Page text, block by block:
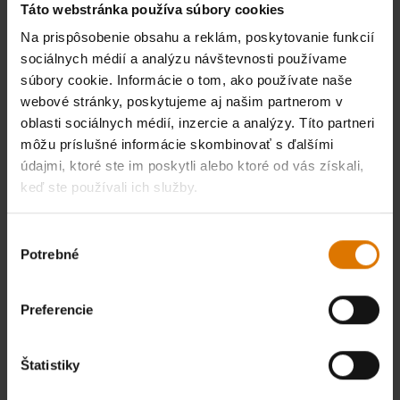
Táto webstránka používa súbory cookies
Na prispôsobenie obsahu a reklám, poskytovanie funkcií
sociálnych médií a analýzu návštevnosti používame
súbory cookie. Informácie o tom, ako používate naše
webové stránky, poskytujeme aj našim partnerom v
oblasti sociálnych médií, inzercie a analýzy. Títo partneri
môžu príslušné informácie skombinovať s ďalšími
údajmi, ktoré ste im poskytli alebo ktoré od vás získali,
keď ste používali ich služby.
súhlasu
Potrebné
Preferencie
Štatistiky
Upozorniť ma Upozorniť ma
Weber – červený gril Kettle
(4)